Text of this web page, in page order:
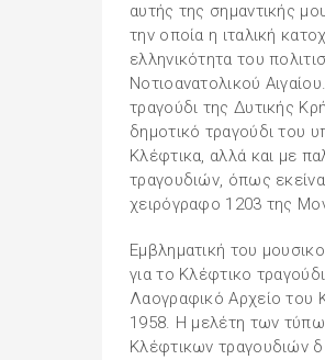
αυτής της σημαντικής
την οποία η ιταλική
ελληνικότητα του
Νοτιοανατολικού
τραγούδι της Δυτικής
δημοτικό τραγούδι του
Κλέφτικα, αλλά και με
τραγουδιών, όπως
χειρόγραφο 1203 της
Εμβληματική του
για το Κλέφτικο
Λαογραφικό Αρχείο του
1958. Η μελέτη των
Κλέφτικων τραγουδιών